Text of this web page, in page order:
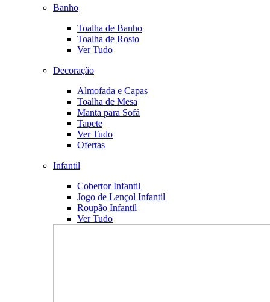
Banho
Toalha de Banho
Toalha de Rosto
Ver Tudo
Decoração
Almofada e Capas
Toalha de Mesa
Manta para Sofá
Tapete
Ver Tudo
Ofertas
Infantil
Cobertor Infantil
Jogo de Lençol Infantil
Roupão Infantil
Ver Tudo